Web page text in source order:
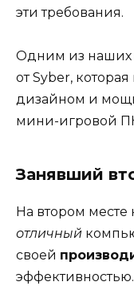
эти требования.
Одним из наших
от Syber,
дизайном и
мини-игровой
Занявший
На втором месте
отличный
своей
эффективностью.